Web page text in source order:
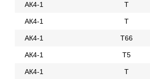
АК4-1 Т
АК4-1 Т
АК4-1 Т66
АК4-1 Т5
АК4-1 Т